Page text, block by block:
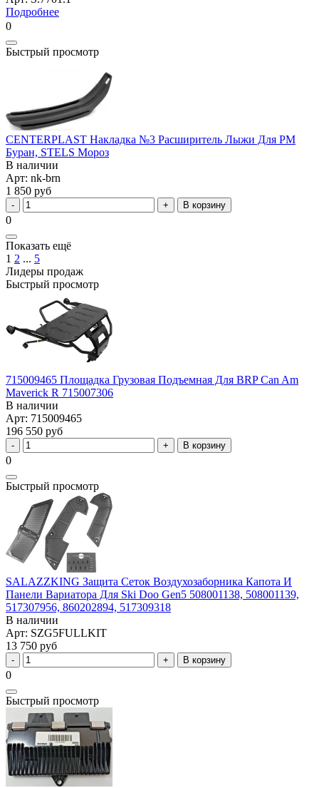
Подробнее
0
Быстрый просмотр
CENTERPLAST Накладка №3 Расширитель Лыжи Для РМ
Буран, STELS Мороз
В наличии
Арт: nk-brn
1 850 руб
В корзину
0
Показать ещё
1 2 ... 5
Лидеры продаж
Быстрый просмотр
715009465 Площадка Грузовая Подъемная Для BRP Can Am
Maverick R 715007306
В наличии
Арт: 715009465
196 550 руб
В корзину
0
Быстрый просмотр
SALAZZKING Защита Сеток Воздухозаборника Капота И
Панели Вариатора Для Ski Doo Gen5 508001138, 508001139,
517307956, 860202894, 517309318
В наличии
Арт: SZG5FULLKIT
13 750 руб
В корзину
0
Быстрый просмотр